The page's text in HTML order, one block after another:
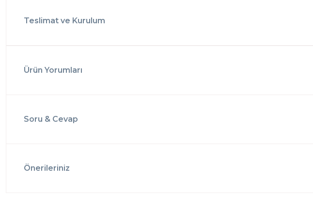
Teslimat ve Kurulum
Ürün Yorumları
Soru & Cevap
Önerileriniz